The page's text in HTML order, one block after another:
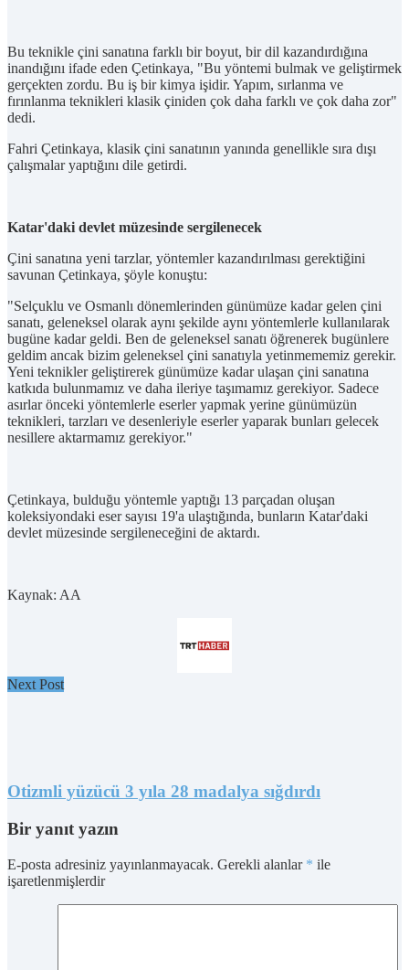
Bu teknikle çini sanatına farklı bir boyut, bir dil kazandırdığına
inandığını ifade eden Çetinkaya, "Bu yöntemi bulmak ve geliştirmek
gerçekten zordu. Bu iş bir kimya işidir. Yapım, sırlanma ve
fırınlanma teknikleri klasik çiniden çok daha farklı ve çok daha zor"
dedi.
Fahri Çetinkaya, klasik çini sanatının yanında genellikle sıra dışı
çalışmalar yaptığını dile getirdi.
Katar'daki devlet müzesinde sergilenecek
Çini sanatına yeni tarzlar, yöntemler kazandırılması gerektiğini
savunan Çetinkaya, şöyle konuştu:
"Selçuklu ve Osmanlı dönemlerinden günümüze kadar gelen çini
sanatı, geleneksel olarak aynı şekilde aynı yöntemlerle kullanılarak
bugüne kadar geldi. Ben de geleneksel sanatı öğrenerek bugünlere
geldim ancak bizim geleneksel çini sanatıyla yetinmememiz gerekir.
Yeni teknikler geliştirerek günümüze kadar ulaşan çini sanatına
katkıda bulunmamız ve daha ileriye taşımamız gerekiyor. Sadece
asırlar önceki yöntemlerle eserler yapmak yerine günümüzün
teknikleri, tarzları ve desenleriyle eserler yaparak bunları gelecek
nesillere aktarmamız gerekiyor."
Çetinkaya, bulduğu yöntemle yaptığı 13 parçadan oluşan
koleksiyondaki eser sayısı 19'a ulaştığında, bunların Katar'daki
devlet müzesinde sergileneceğini de aktardı.
Kaynak: AA
Next Post
Otizmli yüzücü 3 yıla 28 madalya sığdırdı
Bir yanıt yazın
E-posta adresiniz yayınlanmayacak. Gerekli alanlar * ile
işaretlenmişlerdir